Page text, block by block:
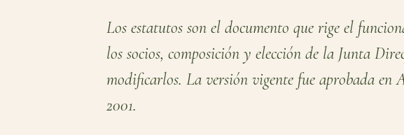
Los estatutos son el documento que rige el
los socios, composición y elección de la Junta
modificarlos. La versión vigente fue aprobada en
2001.